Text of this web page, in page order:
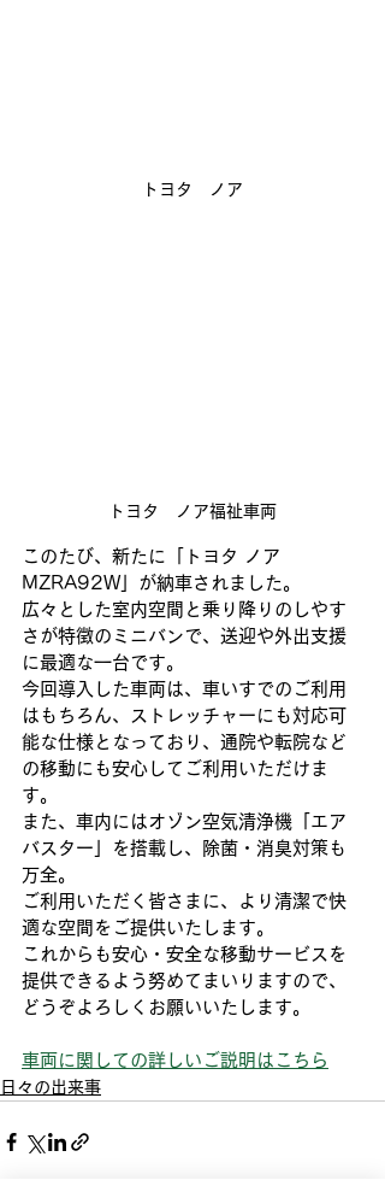
トヨタ　ノア
トヨタ　ノア福祉車両
このたび、新たに「トヨタ ノア
MZRA92W」が納車されました。
広々とした室内空間と乗り降りのしやす
さが特徴のミニバンで、送迎や外出支援
に最適な一台です。
今回導入した車両は、車いすでのご利用
はもちろん、ストレッチャーにも対応可
能な仕様となっており、通院や転院など
の移動にも安心してご利用いただけま
す。
また、車内にはオゾン空気清浄機「エア
バスター」を搭載し、除菌・消臭対策も
万全。
ご利用いただく皆さまに、より清潔で快
適な空間をご提供いたします。
これからも安心・安全な移動サービスを
提供できるよう努めてまいりますので、
どうぞよろしくお願いいたします。
車両に関しての詳しいご説明はこちら
日々の出来事